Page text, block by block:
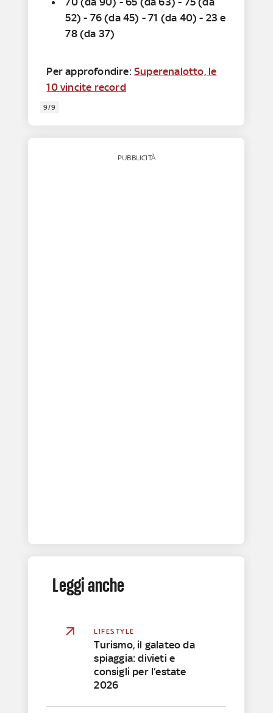
52) - 76 (da 45) - 71 (da 40) - 23 e
78 (da 37)
Per approfondire: Superenalotto, le
10 vincite record
9/9
PUBBLICITÀ
Leggi anche
LIFESTYLE
Turismo, il galateo da
spiaggia: divieti e
consigli per l’estate
2026